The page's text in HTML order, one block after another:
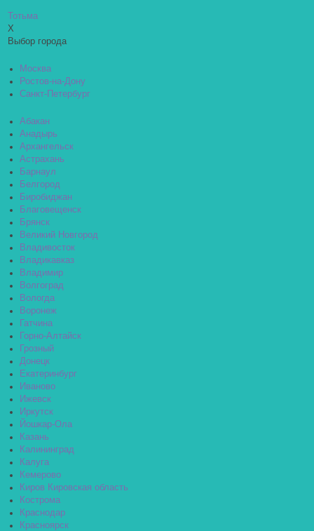
Тотьма
X
Выбор города
Москва
Ростов-на-Дону
Санкт-Петербург
Абакан
Анадырь
Архангельск
Астрахань
Барнаул
Белгород
Биробиджан
Благовещенск
Брянск
Великий Новгород
Владивосток
Владикавказ
Владимир
Волгоград
Вологда
Воронеж
Гатчина
Горно-Алтайск
Грозный
Донецк
Екатеринбург
Иваново
Ижевск
Иркутск
Йошкар-Ола
Казань
Калининград
Калуга
Кемерово
Киров Кировская область
Кострома
Краснодар
Красноярск